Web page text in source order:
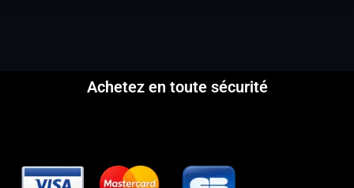
Achetez en toute sécurité